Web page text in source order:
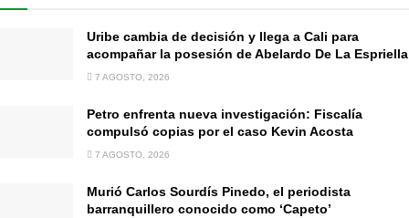
Uribe cambia de decisión y llega a Cali para
acompañar la posesión de Abelardo De La Espriella
7 AGOSTO, 2026
Petro enfrenta nueva investigación: Fiscalía
compulsó copias por el caso Kevin Acosta
7 AGOSTO, 2026
Murió Carlos Sourdís Pinedo, el periodista
barranquillero conocido como ‘Capeto’